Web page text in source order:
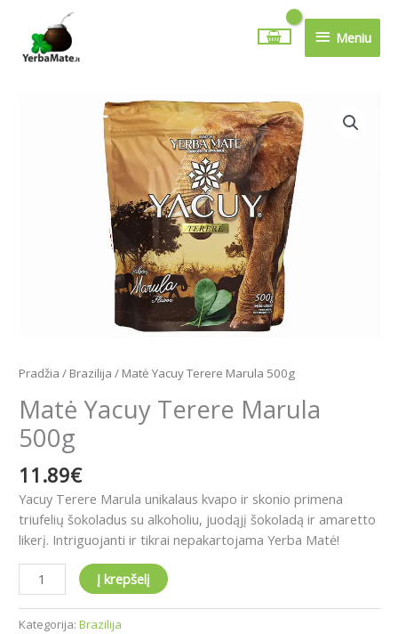
turinio
Meniu
Meniu
Pradžia / Brazilija / Matė Yacuy Terere Marula 500g
Matė Yacuy Terere Marula
500g
11.89€
Yacuy Terere Marula unikalaus kvapo ir skonio primena
triufelių šokoladus su alkoholiu, juodąjį šokoladą ir amaretto
likerį. Intriguojanti ir tikrai nepakartojama Yerba Matė!
Į krepšelį
Kategorija: Brazilija